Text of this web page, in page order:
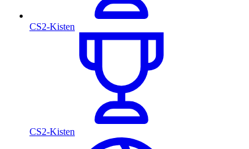
CS2-Kisten
CS2-Kisten